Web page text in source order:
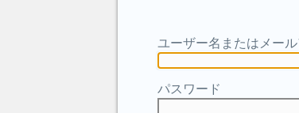
ユーザー名またはメー
パスワード